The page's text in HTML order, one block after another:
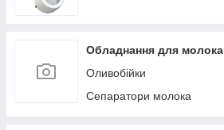
Обладнання для молока
Оливобійки
Сепаратори молока